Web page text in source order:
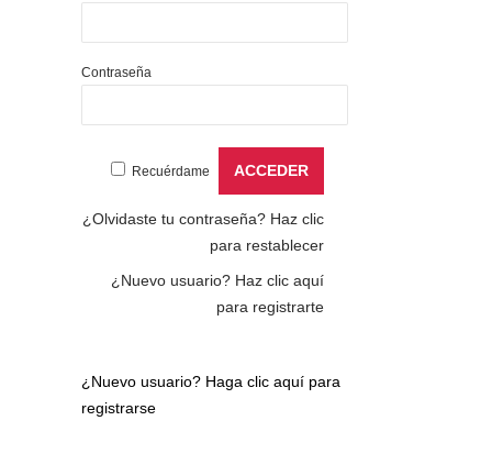
Contraseña
Recuérdame
¿Olvidaste tu contraseña? Haz clic
para restablecer
¿Nuevo usuario? Haz clic aquí
para registrarte
¿Nuevo usuario? Haga clic aquí para
registrarse